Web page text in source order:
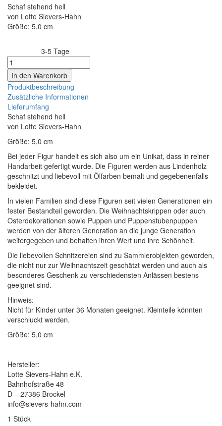
Schaf stehend hell
von Lotte Sievers-Hahn
Größe: 5,0 cm
3-5 Tage
Produktbeschreibung
Zusätzliche Informationen
Lieferumfang
Schaf stehend hell
von Lotte Sievers-Hahn
Größe: 5,0 cm
Bei jeder Figur handelt es sich also um ein Unikat, dass in reiner
Handarbeit gefertigt wurde. Die Figuren werden aus Lindenholz
geschnitzt und liebevoll mit Ölfarben bemalt und gegebenenfalls
bekleidet.
In vielen Familien sind diese Figuren seit vielen Generationen ein
fester Bestandteil geworden. Die Weihnachtskrippen oder auch
Osterdekorationen sowie Puppen und Puppenstubenpuppen
werden von der älteren Generation an die junge Generation
weitergegeben und behalten ihren Wert und ihre Schönheit.
Die liebevollen Schnitzereien sind zu Sammlerobjekten geworden,
die nicht nur zur Weihnachtszeit geschätzt werden und auch als
besonderes Geschenk zu verschiedensten Anlässen bestens
geeignet sind.
Hinweis:
Nicht für Kinder unter 36 Monaten geeignet. Kleinteile könnten
verschluckt werden.
Größe: 5,0 cm
Hersteller:
Lotte Sievers-Hahn e.K.
Bahnhofstraße 48
D – 27386 Brockel
info@sievers-hahn.com
1 Stück